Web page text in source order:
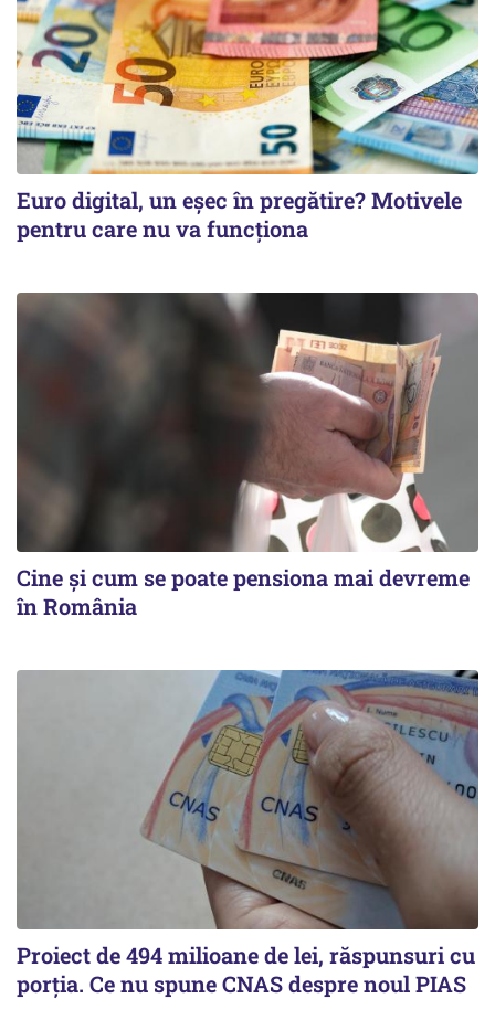
Euro digital, un eşec în pregătire? Motivele
pentru care nu va funcţiona
Cine şi cum se poate pensiona mai devreme
în România
Proiect de 494 milioane de lei, răspunsuri cu
porția. Ce nu spune CNAS despre noul PIAS